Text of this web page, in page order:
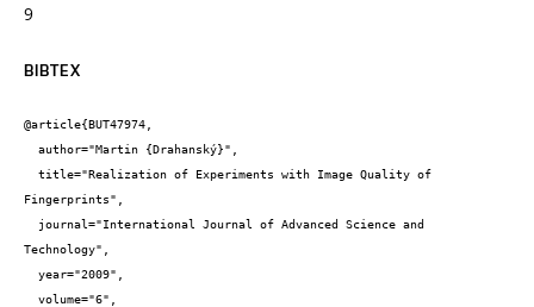
9
BIBTEX
@article{BUT47974,
Fingerprints",
Technology",